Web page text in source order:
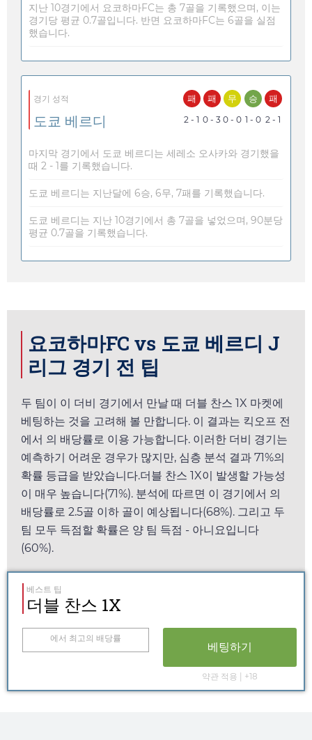
지난 10경기에서 요코하마FC는 총 7골을 기록했으며, 이는
경기당 평균 0.7골입니다. 반면 요코하마FC는 6골을 실점
했습니다.
경기 성적
도쿄 베르디
패
2 - 1
패
0 - 3
무
0 - 0
승
1 - 0
패
2 - 1
마지막 경기에서 도쿄 베르디는 세레소 오사카와 경기했을
때 2 - 1를 기록했습니다.
도쿄 베르디는 지난달에 6승, 6무, 7패를 기록했습니다.
도쿄 베르디는 지난 10경기에서 총 7골을 넣었으며, 90분당
평균 0.7골을 기록했습니다.
요코하마FC vs 도쿄 베르디 J
리그 경기 전 팁
두 팀이 이 더비 경기에서 만날 때 더블 찬스 1X 마켓에
베팅하는 것을 고려해 볼 만합니다. 이 결과는 킥오프 전
에서 의 배당률로 이용 가능합니다. 이러한 더비 경기는
예측하기 어려운 경우가 많지만, 심층 분석 결과 71%의
확률 등급을 받았습니다.더블 찬스 1X이 발생할 가능성
이 매우 높습니다(71%). 분석에 따르면 이 경기에서 의
배당률로 2.5골 이하 골이 예상됩니다(68%). 그리고 두
팀 모두 득점할 확률은 양 팀 득점 - 아니요입니다
(60%).
베스트 팁
더블 찬스 1X
에서 최고의 배당률
베팅하기
약관 적용 | +18